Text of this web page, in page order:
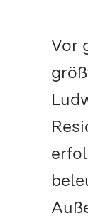
Vor